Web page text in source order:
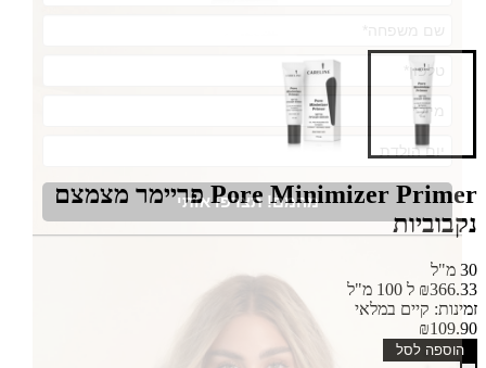
Pore Minimizer Primer פריימר מצמצם
נקבוביות
30 מ"ל
₪366.33 ל 100 מ"ל
זמינות: קיים במלאי
₪109.90
הוספה לסל
מהמם! תצרפו אותי